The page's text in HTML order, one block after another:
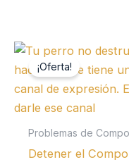
¡Oferta!
Problemas de
Detener el